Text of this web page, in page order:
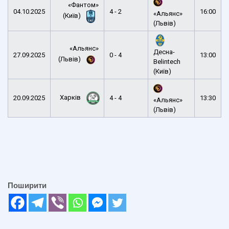
04.10.2025
«Фантом»
(Київ)
4 - 2
«Альянс»
(Львів)
16:00
27.09.2025
«Альянс»
(Львів)
0 - 4
Десна-
Belintech
(Київ)
13:00
20.09.2025 Харків 4 - 4
«Альянс»
(Львів)
13:30
Поширити